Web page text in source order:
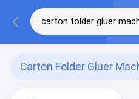
Carton Folder Gluer